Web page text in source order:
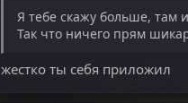
Я тебе скажу больше, там
Так что ничего прям
жестко ты себя приложил